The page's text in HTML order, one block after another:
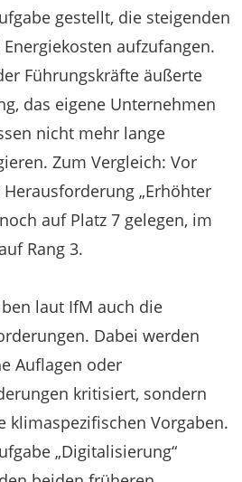
gestellt, die steigenden
aufzufangen.
Führungskräfte äußerte
das eigene Unternehmen
nicht mehr lange
Zum Vergleich: Vor
„Erhöhter
auf Platz 7 gelegen, im
Rang 3.
laut IfM auch die
Dabei werden
Auflagen oder
kritisiert, sondern
klimaspezifischen Vorgaben.
„Digitalisierung“